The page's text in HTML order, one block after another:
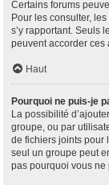
Certains forums
Pour les consulter,
s’y rapportant. Seuls
peuvent accorder ces
Haut
Pourquoi ne puis-je
La possibilité
groupe, ou par
de fichiers joints pour
seul un groupe peut
pas pourquoi vous ne